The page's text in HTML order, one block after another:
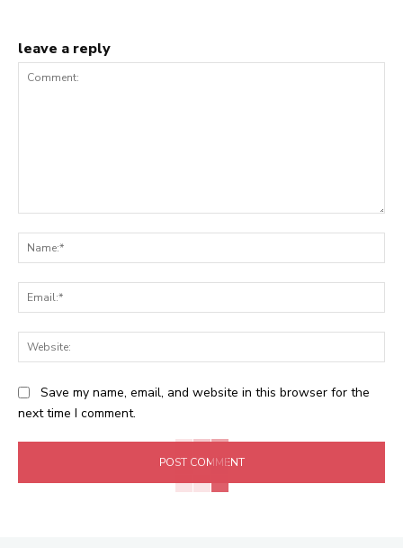
leave a reply
Save my name, email, and website in this browser for the
next time I comment.